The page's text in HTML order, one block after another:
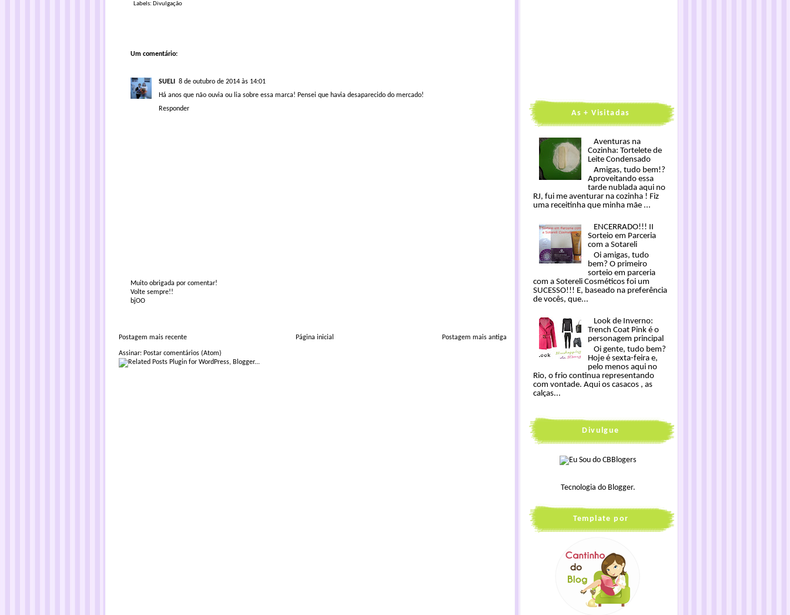
Labels: Divulgação
Um comentário:
SUELI
8 de outubro de 2014 às 14:01
Há anos que não ouvia ou lia sobre essa marca! Pensei que havia desaparecido do mercado!
Responder
Muito obrigada por comentar!
Volte sempre!!
bjOO
Postagem mais recente Postagem mais antiga
Página inicial
Assinar: Postar comentários (Atom)
As + Visitadas
Aventuras na
Cozinha: Tortelete de
Leite Condensado
Amigas, tudo bem!?
Aproveitando essa
tarde nublada aqui no
RJ, fui me aventurar na cozinha ! Fiz
uma receitinha que minha mãe ...
ENCERRADO!!! II
Sorteio em Parceria
com a Sotareli
Oi amigas, tudo
bem? O primeiro
sorteio em parceria
com a Sotereli Cosméticos foi um
SUCESSO!!! E, baseado na preferência
de vocês, que...
Look de Inverno:
Trench Coat Pink é o
personagem principal
Oi gente, tudo bem?
Hoje é sexta-feira e,
pelo menos aqui no
Rio, o frio continua representando
com vontade. Aqui os casacos , as
calças...
Divulgue
Tecnologia do Blogger.
Template por